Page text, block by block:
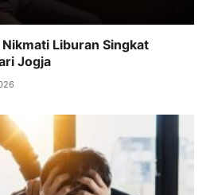
Liburan Singkat
Jogja